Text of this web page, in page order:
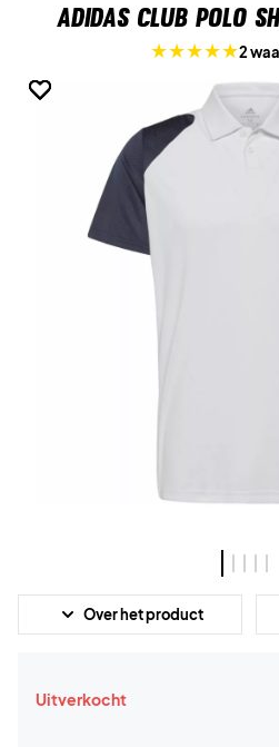
Adidas Club Polo
2
Over het product
Uitverkocht